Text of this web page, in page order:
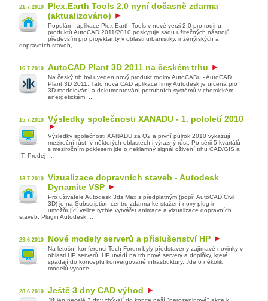
21.7.2010
Plex.Earth Tools 2.0 nyní dočasně zdarma
(aktualizováno)
Populární aplikace Plex.Earth Tools v nové verzi 2.0 pro rodinu
produktů AutoCAD 2011/2010 poskytuje sadu užitečných nástrojů
především pro projektanty v oblasti urbanistiky, inženýrských a
dopravních staveb, ...
16.7.2010 AutoCAD Plant 3D 2011 na českém trhu
Na český trh byl uveden nový produkt rodiny AutoCADu - AutoCAD
Plant 3D 2011. Tato nová CAD aplikace firmy Autodesk je určena pro
3D modelování a dokumentování potrubních systémů v chemickém,
energetickém, ...
15.7.2010 Výsledky společnosti XANADU - 1. pololetí 2010
Výsledky společnosti XANADU za Q2 a první půlrok 2010 vykazují
meziroční růst, v některých oblastech i výrazný růst. Po sérii 5 kvartálů
s meziročním poklesem jde o neklamný signál oživení trhu CAD/GIS a
IT. Prodej ...
13.7.2010
Vizualizace dopravních staveb - Autodesk
Dynamite VSP
Pro uživatele Autodesk 3ds Max s předplatným (popř. AutoCAD Civil
3D) je na Subscription centru zdarma ke stažení nový plug-in
umožňující velice rychle vytvářet animace a vizualizace dopravních
staveb. Plugin Autodesk ...
29.6.2010 Nové modely serverů a příslušenství HP
Na letošní konferenci Tech Forum byly představeny zajímavé novinky v
oblasti HP serverů. HP uvádí na trh nové servery a doplňky, které
spadají do konceptu konvergované infrastruktury. Jde o několik
modelů vysoce ...
28.6.2010 Ještě 3 dny CAD výhod